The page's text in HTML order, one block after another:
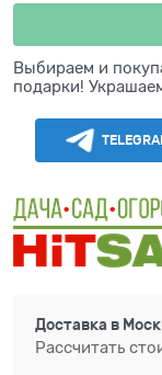
Выбираем и
подарки!
Доставка в
Рассчитать